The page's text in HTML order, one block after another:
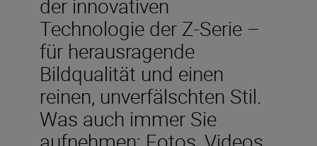
der innovativen
Technologie der Z-Serie –
für herausragende
Bildqualität und einen
reinen, unverfälschten Stil.
Was auch immer Sie